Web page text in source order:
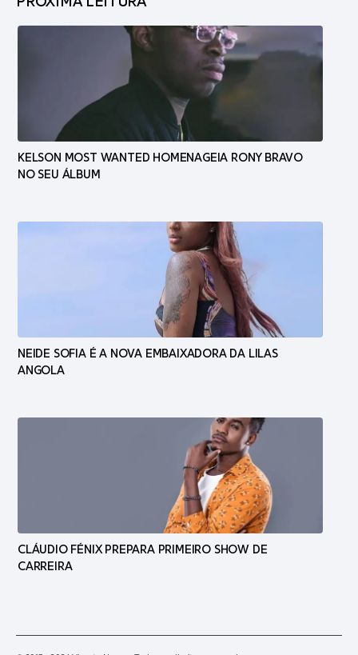
KELSON MOST WANTED HOMENAGEIA RONY BRAVO
NO SEU ÁLBUM
NEIDE SOFIA É A NOVA EMBAIXADORA DA LILAS
ANGOLA
CLÁUDIO FÉNIX PREPARA PRIMEIRO SHOW DE
CARREIRA